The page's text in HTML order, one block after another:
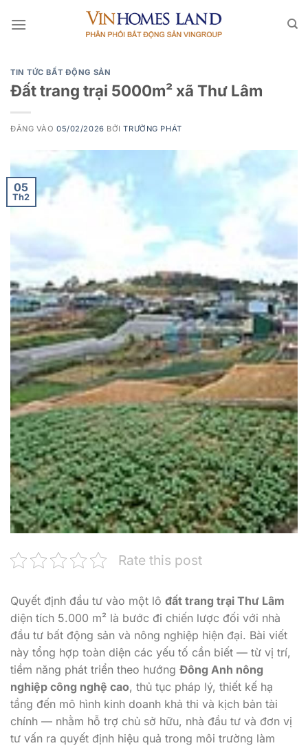
qua
TIN TỨC BẤT ĐỘNG SẢN
Đất trang trại 5000m² xã Thư Lâm
ĐĂNG VÀO05/02/2026 BỞITRƯỜNG PHÁT
05
Th2
Rate this post
Quyết định đầu tư vào một lô đất trang trại Thư Lâm
diện tích 5.000 m² là bước đi chiến lược đối với nhà
đầu tư bất động sản và nông nghiệp hiện đại. Bài viết
này tổng hợp toàn diện các yếu tố cần biết — từ vị trí,
tiềm năng phát triển theo hướng Đông Anh nông
nghiệp công nghệ cao, thủ tục pháp lý, thiết kế hạ
tầng đến mô hình kinh doanh khả thi và kịch bản tài
chính — nhằm hỗ trợ chủ sở hữu, nhà đầu tư và đơn vị
tư vấn ra quyết định hiệu quả trong môi trường làm